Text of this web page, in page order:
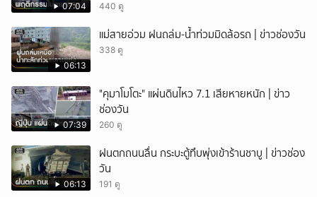
07:04 440 ดู
06:13
แม่สายอ่วม ฝนถล่ม-น้ำท่วมมิดล้อรถ | ข่าวช่องวัน
338 ดู
07:39
"คุมาโมโตะ" แผ่นดินไหว 7.1 เสียหายหนัก | ข่าว
ช่องวัน
260 ดู
06:13
ฝนตกถนนลื่น กระบะตู้ทึบพุ่งเข้าร้านชาบู | ข่าวช่อง
วัน
191 ดู